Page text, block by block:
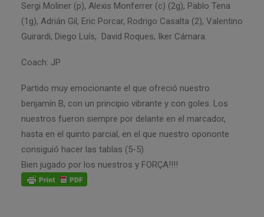
Sergi Moliner (p), Alexis Monferrer (c) (2g), Pablo Tena
(1g), Adrián Gil, Eric Porcar, Rodrigo Casalta (2), Valentino
Guirardi, Diego Luís, David Roques, Iker Cámara.
Coach: JP
Partido muy emocionante el que ofreció nuestro
benjamín B, con un principio vibrante y con goles. Los
nuestros fueron siempre por delante en el marcador,
hasta en el quinto parcial, en el que nuestro opononte
consiguió hacer las tablas (5-5)
Bien jugado por los nuestros y FORÇA!!!!